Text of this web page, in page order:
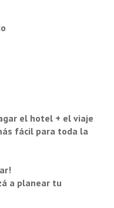
el hotel + el viaje
fácil para toda la
a planear tu